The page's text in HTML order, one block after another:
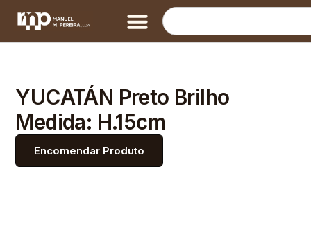
YUCATÁN Preto Brilho
Medida: H.15cm
Encomendar Produto